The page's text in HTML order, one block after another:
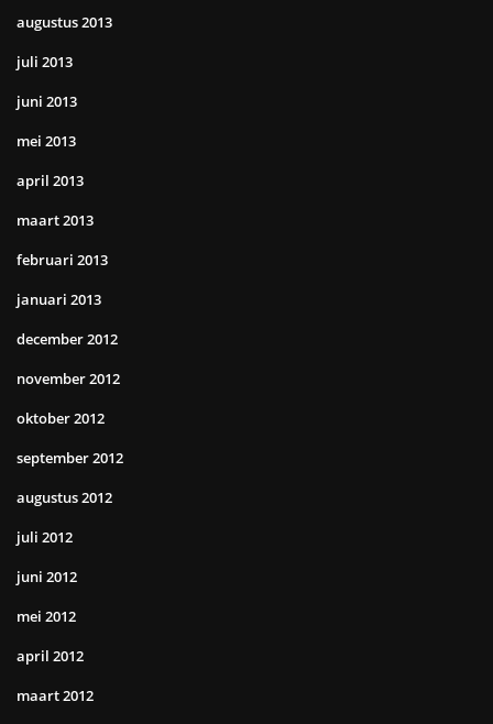
augustus 2013
juli 2013
juni 2013
mei 2013
april 2013
maart 2013
februari 2013
januari 2013
december 2012
november 2012
oktober 2012
september 2012
augustus 2012
juli 2012
juni 2012
mei 2012
april 2012
maart 2012